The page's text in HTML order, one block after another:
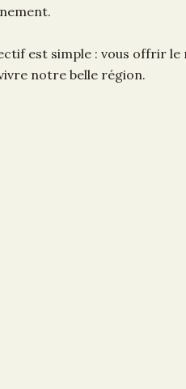
est simple : vous offrir
notre belle région.